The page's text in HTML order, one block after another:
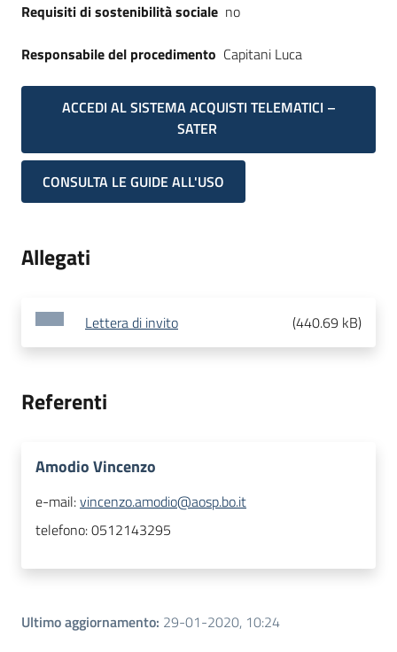
Requisiti di sostenibilità sociale no
Responsabile del procedimento Capitani Luca
ACCEDI AL SISTEMA ACQUISTI TELEMATICI –
SATER
CONSULTA LE GUIDE ALL'USO
Allegati
Lettera di invito (440.69 kB)
Referenti
Amodio Vincenzo
e-mail:vincenzo.amodio@aosp.bo.it
telefono:0512143295
Ultimo aggiornamento: 29-01-2020, 10:24